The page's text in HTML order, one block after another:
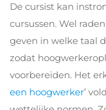
De cursist kan
cursussen. Wel
geven in welke taal
zodat
voorbereiden. Het
een hoogwerker’